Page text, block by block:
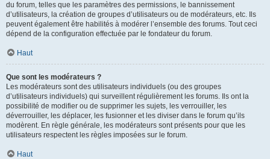
du forum, telles que les paramètres des permissions, le bannissement
d’utilisateurs, la création de groupes d’utilisateurs ou de modérateurs, etc. Ils
peuvent également être habilités à modérer l’ensemble des forums. Tout ceci
dépend de la configuration effectuée par le fondateur du forum.
Haut
Que sont les modérateurs ?
Les modérateurs sont des utilisateurs individuels (ou des groupes
d’utilisateurs individuels) qui surveillent régulièrement les forums. Ils ont la
possibilité de modifier ou de supprimer les sujets, les verrouiller, les
déverrouiller, les déplacer, les fusionner et les diviser dans le forum qu’ils
modèrent. En règle générale, les modérateurs sont présents pour que les
utilisateurs respectent les règles imposées sur le forum.
Haut